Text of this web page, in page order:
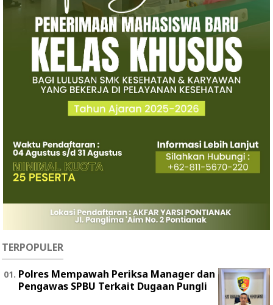
TERPOPULER
Polres Mempawah Periksa Manager dan
Pengawas SPBU Terkait Dugaan Pungli